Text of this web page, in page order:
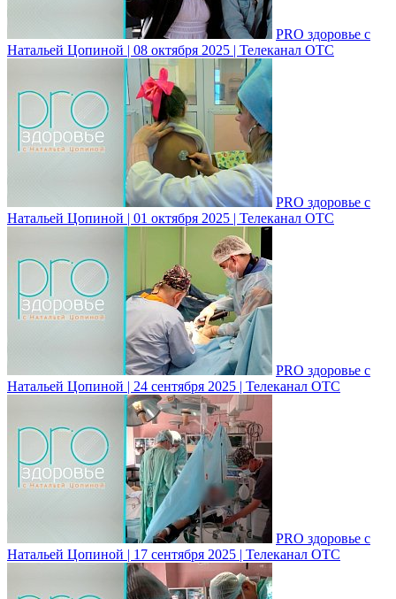
PRO здоровье с
Натальей Цопиной | 08 октября 2025 | Телеканал ОТС
PRO здоровье с
Натальей Цопиной | 01 октября 2025 | Телеканал ОТС
PRO здоровье с
Натальей Цопиной | 24 сентября 2025 | Телеканал ОТС
PRO здоровье с
Натальей Цопиной | 17 сентября 2025 | Телеканал ОТС